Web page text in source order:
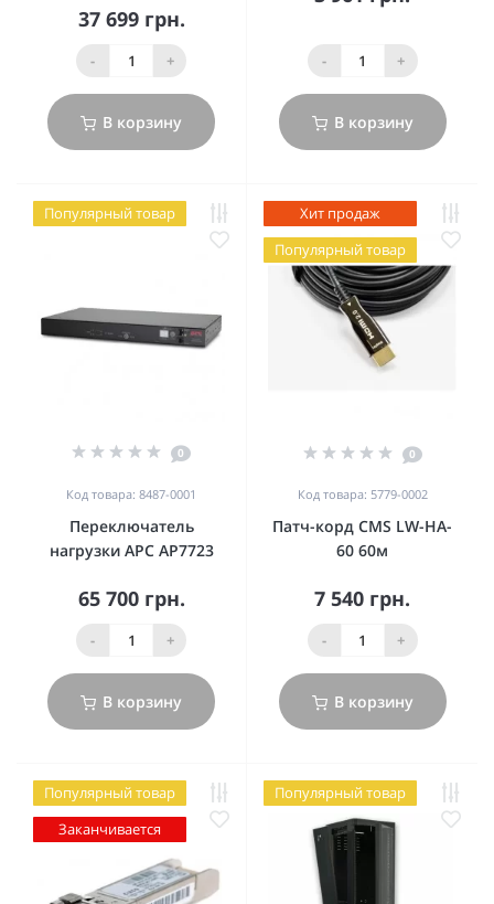
37 699 грн.
- +
В корзину
- +
В корзину
Популярный товар
0
Код товара: 8487-0001
Переключатель
нагрузки APC AP7723
65 700 грн.
- +
В корзину
Хит продаж
Популярный товар
0
Код товара: 5779-0002
Патч-корд CMS LW-HA-
60 60м
7 540 грн.
- +
В корзину
Популярный товар
Заканчивается
Популярный товар